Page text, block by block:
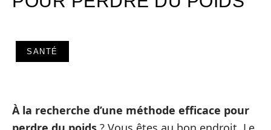
SANTÉ
À la recherche d’une méthode efficace pour